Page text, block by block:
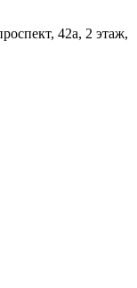
42а, 2 этаж,